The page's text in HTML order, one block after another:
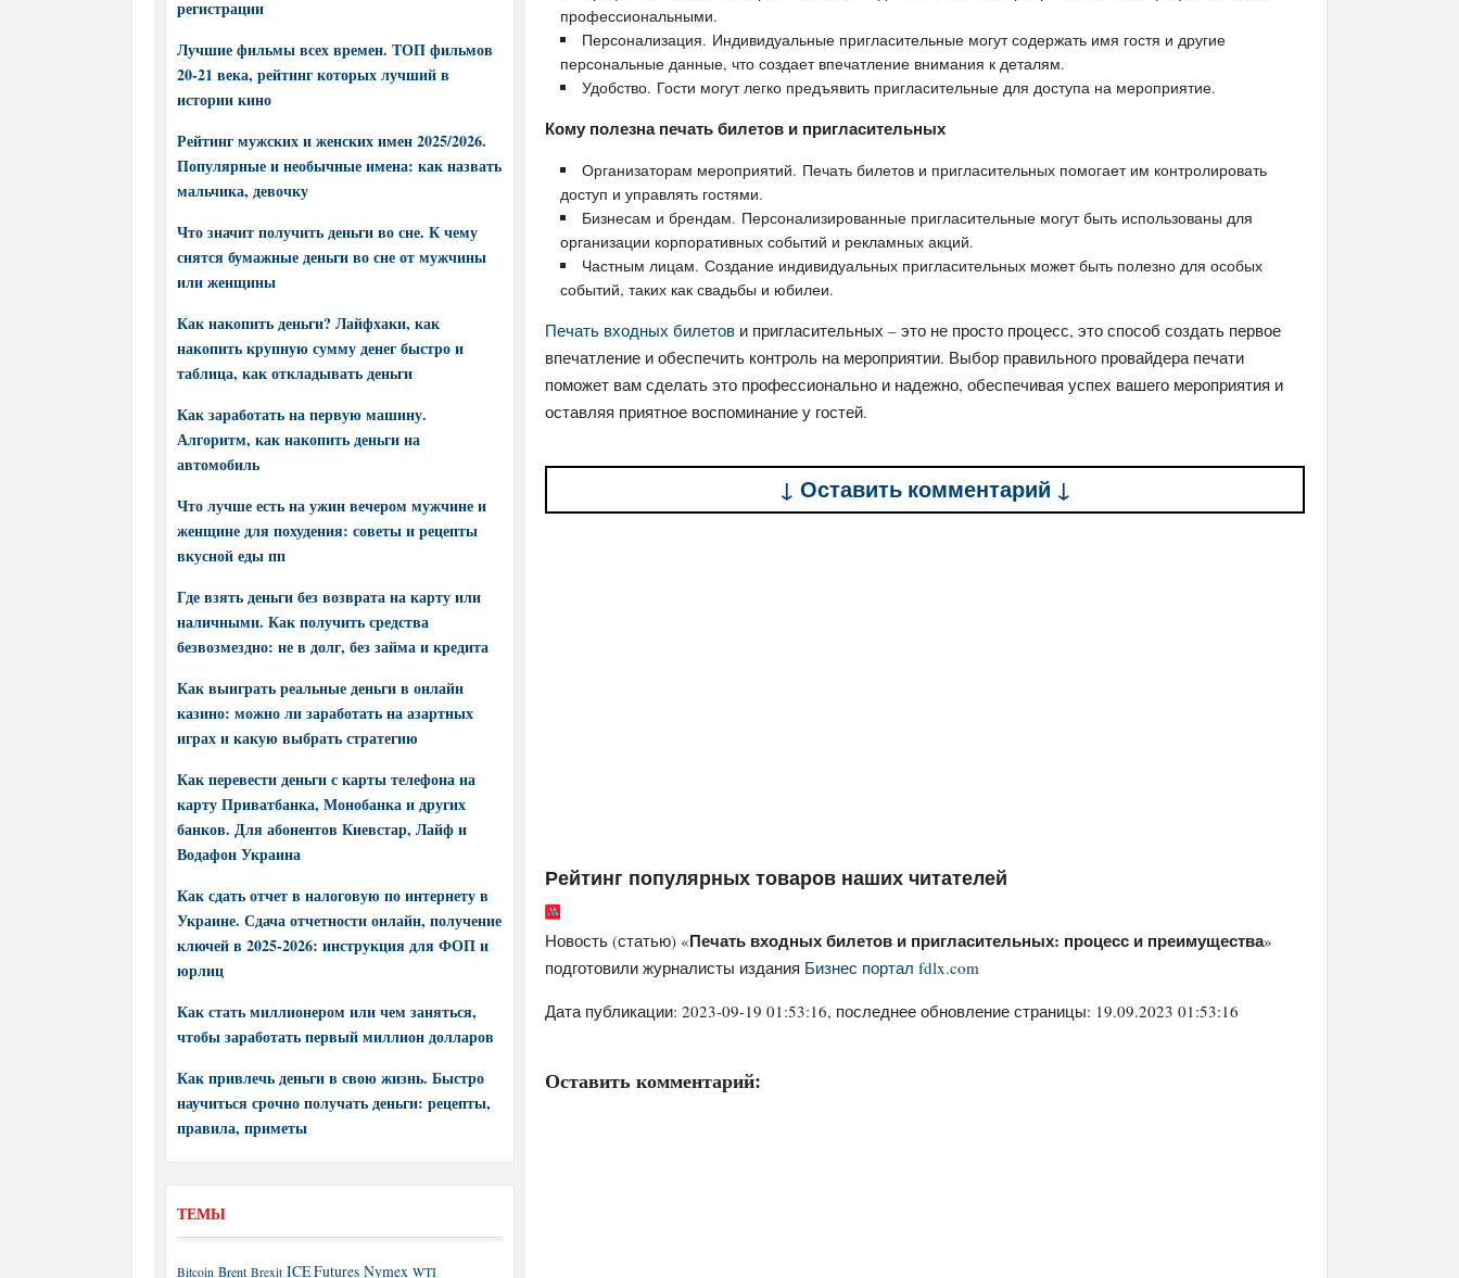
профессиональными.
Персонализация. Индивидуальные пригласительные могут содержать имя гостя и другие
персональные данные, что создает впечатление внимания к деталям.
Удобство. Гости могут легко предъявить пригласительные для доступа на мероприятие.
Кому полезна печать билетов и пригласительных
Организаторам мероприятий. Печать билетов и пригласительных помогает им контролировать
доступ и управлять гостями.
Бизнесам и брендам. Персонализированные пригласительные могут быть использованы для
организации корпоративных событий и рекламных акций.
Частным лицам. Создание индивидуальных пригласительных может быть полезно для особых
событий, таких как свадьбы и юбилеи.
Печать входных билетов и пригласительных – это не просто процесс, это способ создать первое
впечатление и обеспечить контроль на мероприятии. Выбор правильного провайдера печати
поможет вам сделать это профессионально и надежно, обеспечивая успех вашего мероприятия и
оставляя приятное воспоминание у гостей.
↓ Оставить комментарий ↓
Рейтинг популярных товаров наших читателей
Новость (статью) «Печать входных билетов и пригласительных: процесс и преимущества»
подготовили журналисты издания Бизнес портал fdlx.com
Дата публикации: 2023-09-19 01:53:16, последнее обновление страницы: 19.09.2023 01:53:16
Оставить комментарий:
регистрации
Лучшие фильмы всех времен. ТОП фильмов
20-21 века, рейтинг которых лучший в
истории кино
Рейтинг мужских и женских имен 2025/2026.
Популярные и необычные имена: как назвать
мальчика, девочку
Что значит получить деньги во сне. К чему
снятся бумажные деньги во сне от мужчины
или женщины
Как накопить деньги? Лайфхаки, как
накопить крупную сумму денег быстро и
таблица, как откладывать деньги
Как заработать на первую машину.
Алгоритм, как накопить деньги на
автомобиль
Что лучше есть на ужин вечером мужчине и
женщине для похудения: советы и рецепты
вкусной еды пп
Где взять деньги без возврата на карту или
наличными. Как получить средства
безвозмездно: не в долг, без займа и кредита
Как выиграть реальные деньги в онлайн
казино: можно ли заработать на азартных
играх и какую выбрать стратегию
Как перевести деньги с карты телефона на
карту Приватбанка, Монобанка и других
банков. Для абонентов Киевстар, Лайф и
Водафон Украина
Как сдать отчет в налоговую по интернету в
Украине. Сдача отчетности онлайн, получение
ключей в 2025-2026: инструкция для ФОП и
юрлиц
Как стать миллионером или чем заняться,
чтобы заработать первый миллион долларов
Как привлечь деньги в свою жизнь. Быстро
научиться срочно получать деньги: рецепты,
правила, приметы
ТЕМЫ
Bitcoin Brent Brexit ICE Futures Nymex WTI